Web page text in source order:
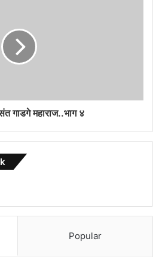
गाडगे महाराज..भाग ४
Popular